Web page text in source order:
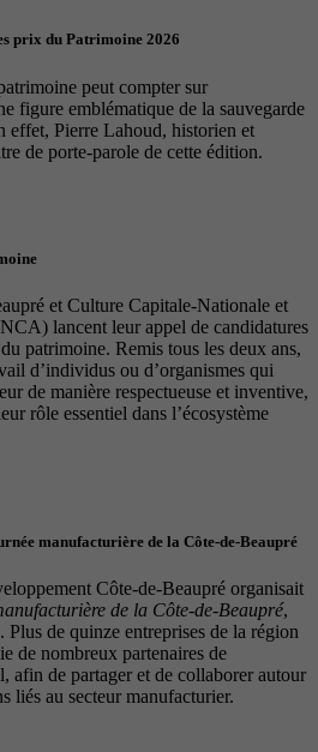
prix du Patrimoine 2026
peut compter sur
figure emblématique de la sauvegarde
effet, Pierre Lahoud, historien et
de porte-parole de cette édition.
et Culture Capitale-Nationale et
lancent leur appel de candidatures
patrimoine. Remis tous les deux ans,
d’individus ou d’organismes qui
de manière respectueuse et inventive,
rôle essentiel dans l’écosystème
manufacturière de la Côte-de-Beaupré
Côte-de-Beaupré organisait
de la Côte-de-Beaupré,
de quinze entreprises de la région
de nombreux partenaires de
afin de partager et de collaborer autour
liés au secteur manufacturier.